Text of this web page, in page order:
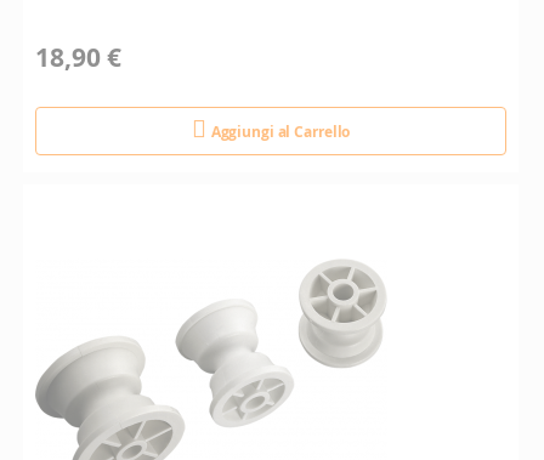
18,90 €
Aggiungi al Carrello